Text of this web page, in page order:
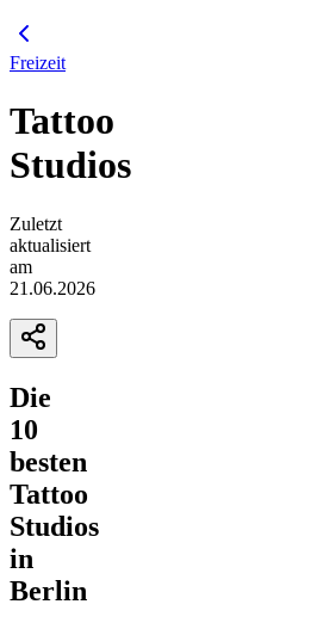
Freizeit
Tattoo
Studios
Zuletzt
aktualisiert
am
21.06.2026
Die
10
besten
Tattoo
Studios
in
Berlin